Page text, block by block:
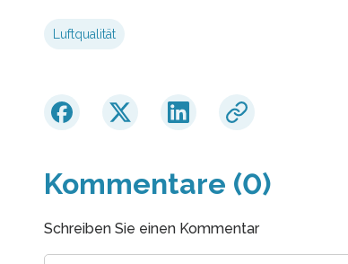
Luftqualität
Kommentare (0)
Schreiben Sie einen Kommentar